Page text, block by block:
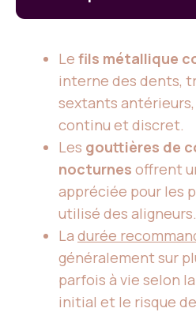
Le fils métallique
interne des dents,
sextants
continu et discret.
Les gouttières de
nocturnes offrent
appréciée pour les
utilisé des aligneurs.
La durée
généralement sur
parfois à vie selon
initial et le risque